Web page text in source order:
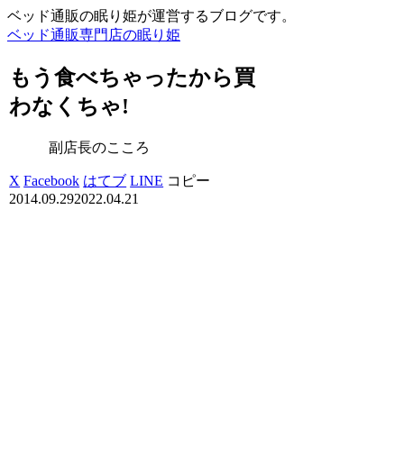
ベッド通販の眠り姫が運営するブログです。
ベッド通販専門店の眠り姫
もう食べちゃったから買
わなくちゃ!
副店長のこころ
X Facebook はてブ LINE コピー
2014.09.292022.04.21